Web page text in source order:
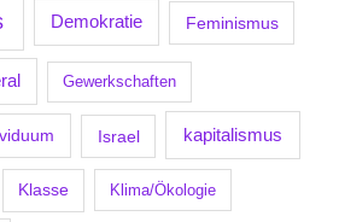
Demokratie Feminismus
Gewerkschaften
Israel kapitalismus
Klasse Klima/Ökologie